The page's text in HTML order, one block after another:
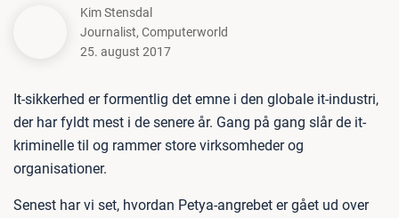
Kim Stensdal
Journalist, Computerworld
25. august 2017
It-sikkerhed er formentlig det emne i den globale it-industri,
der har fyldt mest i de senere år. Gang på gang slår de it-
kriminelle til og rammer store virksomheder og
organisationer.
Senest har vi set, hvordan Petya-angrebet er gået ud over